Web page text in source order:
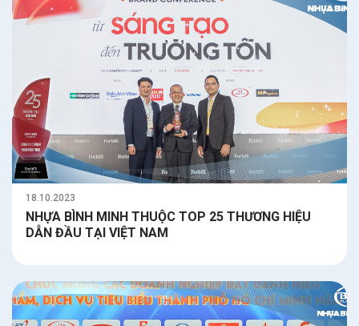
18.10.2023
NHỰA BÌNH MINH THUỘC TOP 25 THƯƠNG HIỆU
DẪN ĐẦU TẠI VIỆT NAM